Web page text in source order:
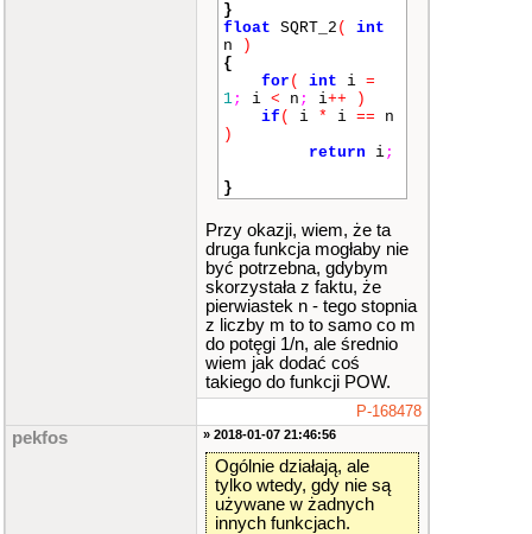
}
float SQRT_2 (
int
n
)
{
for ( int i =
1; i < n ; i++
)
if ( i * i == n
)
return i;
}
Przy okazji, wiem, że ta
druga funkcja mogłaby nie
być potrzebna, gdybym
skorzystała z faktu, że
pierwiastek n - tego stopnia
z liczby m to to samo co m
do potęgi 1/n, ale średnio
wiem jak dodać coś
takiego do funkcji POW.
P-168478
pekfos » 2018-01-07 21:46:56
Ogólnie działają, ale
tylko wtedy, gdy nie są
używane w żadnych
innych funkcjach.